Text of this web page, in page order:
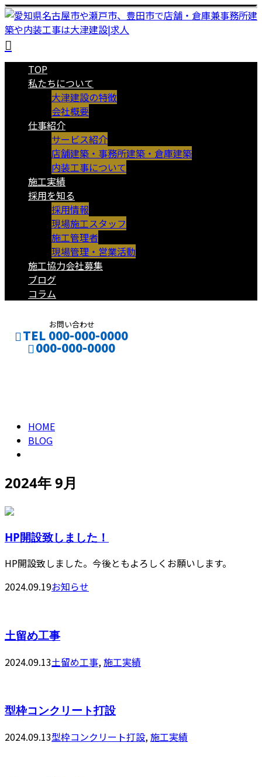
TOP
私たちについて
大津建設の特徴
会社概要
仕事紹介
サービス紹介
店舗建築・事務所建築・倉庫建築
内装工事について
施工実績
採用を知る
採用情報
現場施工スタッフ
施工管理者
現場管理・営業活動
施工協力会社募集
ブログ
コラム
お問い合わせ
TEL 000-000-0000
000-000-0000
HOME
BLOG
2024年 9月
HP開設致しました！
HP開設致しました。今後ともよろしくお願いします。
2024.09.19お知らせ
土留め工事
2024.09.13土留め工事, 施工実績
型枠コンクリート打設
2024.09.13型枠コンクリート打設,施工実績